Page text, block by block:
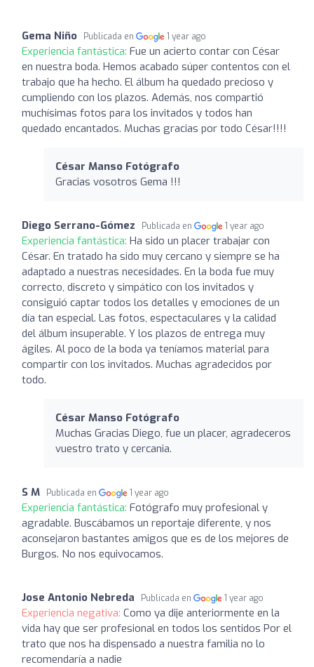
Gema Niño Publicada en 1 year ago
Experiencia fantástica: Fue un acierto contar con César
en nuestra boda. Hemos acabado súper contentos con el
trabajo que ha hecho. El álbum ha quedado precioso y
cumpliendo con los plazos. Además, nos compartió
muchísimas fotos para los invitados y todos han
quedado encantados. Muchas gracias por todo César!!!!
César Manso Fotógrafo
Gracias vosotros Gema !!!
Diego Serrano-Gómez Publicada en 1 year ago
Experiencia fantástica: Ha sido un placer trabajar con
César. En tratado ha sido muy cercano y siempre se ha
adaptado a nuestras necesidades. En la boda fue muy
correcto, discreto y simpático con los invitados y
consiguió captar todos los detalles y emociones de un
día tan especial. Las fotos, espectaculares y la calidad
del álbum insuperable. Y los plazos de entrega muy
ágiles. Al poco de la boda ya teníamos material para
compartir con los invitados. Muchas agradecidos por
todo.
César Manso Fotógrafo
Muchas Gracias Diego, fue un placer, agradeceros
vuestro trato y cercania.
S M Publicada en 1 year ago
Experiencia fantástica: Fotógrafo muy profesional y
agradable. Buscábamos un reportaje diferente, y nos
aconsejaron bastantes amigos que es de los mejores de
Burgos. No nos equivocamos.
Jose Antonio Nebreda Publicada en 1 year ago
Experiencia negativa: Como ya dije anteriormente en la
vida hay que ser profesional en todos los sentidos Por el
trato que nos ha dispensado a nuestra familia no lo
recomendaría a nadie